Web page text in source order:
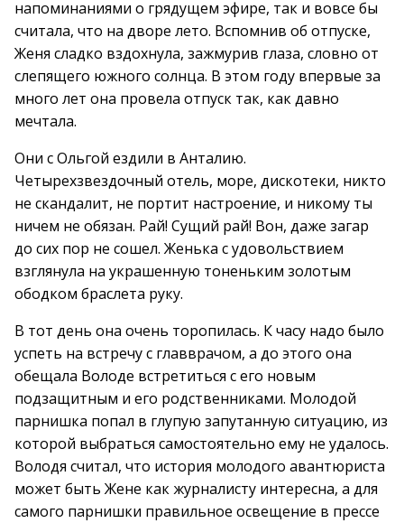
напоминаниями о грядущем эфире, так и вовсе бы
считала, что на дворе лето. Вспомнив об отпуске,
Женя сладко вздохнула, зажмурив глаза, словно от
слепящего южного солнца. В этом году впервые за
много лет она провела отпуск так, как давно
мечтала.
Они с Ольгой ездили в Анталию.
Четырехзвездочный отель, море, дискотеки, никто
не скандалит, не портит настроение, и никому ты
ничем не обязан. Рай! Сущий рай! Вон, даже загар
до сих пор не сошел. Женька с удовольствием
взглянула на украшенную тоненьким золотым
ободком браслета руку.
В тот день она очень торопилась. К часу надо было
успеть на встречу с главврачом, а до этого она
обещала Володе встретиться с его новым
подзащитным и его родственниками. Молодой
парнишка попал в глупую запутанную ситуацию, из
которой выбраться самостоятельно ему не удалось.
Володя считал, что история молодого авантюриста
может быть Жене как журналисту интересна, а для
самого парнишки правильное освещение в прессе